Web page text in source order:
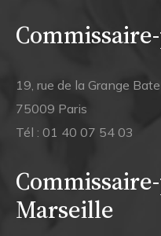
19, rue de la Grange
75009 Paris
Tél : 01 40 07 54 03
Marseille